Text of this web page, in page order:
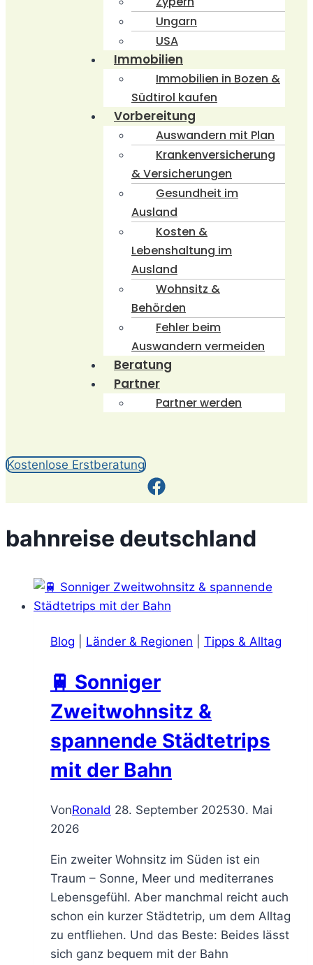
Ungarn
USA
Immobilien
Immobilien in Bozen &
Südtirol kaufen
Vorbereitung
Auswandern mit Plan
Krankenversicherung
& Versicherungen
Gesundheit im
Ausland
Kosten &
Lebenshaltung im
Ausland
Wohnsitz &
Behörden
Fehler beim
Auswandern vermeiden
Beratung
Partner
Partner werden
Kostenlose Erstberatung
bahnreise deutschland
Blog Länder & Regionen Tipps & Alltag
🚆 Sonniger
Zweitwohnsitz &
spannende Städtetrips
mit der Bahn
VonRonald 28. September 202530. Mai
2026
Ein zweiter Wohnsitz im Süden ist ein
Traum – Sonne, Meer und mediterranes
Lebensgefühl. Aber manchmal reicht auch
schon ein kurzer Städtetrip, um dem Alltag
zu entfliehen. Und das Beste: Beides lässt
sich ganz bequem mit der Bahn